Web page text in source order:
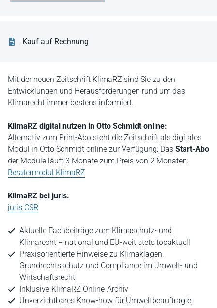
Mit der neuen Zeitschrift KlimaRZ sind Sie zu den
Entwicklungen und Herausforderungen rund um das
Klimarecht immer bestens informiert.
KlimaRZ digital nutzen in Otto Schmidt online:
Alternativ zum Print-Abo steht die Zeitschrift als digitales
Modul in Otto Schmidt online zur Verfügung: Das Start-Abo
der Module läuft 3 Monate zum Preis von 2 Monaten:
Beratermodul KlimaRZ
KlimaRZ bei juris:
juris CSR
Aktuelle Fachbeiträge zum Klimaschutz- und
Klimarecht – national und EU-weit stets topaktuell
Praxisorientierte Hinweise zu Klimaklagen,
Grundrechtsschutz und Compliance im Umwelt- und
Wirtschaftsrecht
Inklusive KlimaRZ Online-Archiv
Unverzichtbares Know-how für Umweltbeauftragte,
Kauf auf Rechnung